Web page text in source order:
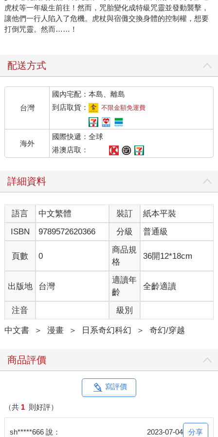
虎杖等一年級生前往！然而，咒胎變化成特級咒靈並發動襲擊，
讓他們一行人陷入了危機。虎杖與宿儺交換身體的控制權，想要
打倒咒靈。然而……！
配送方式
台灣
國內宅配：本島、離島
到店取貨：
不限金額免運費
海外
國際快遞：全球
港澳店取：
詳細資料
語言 中文繁體 裝訂
紙本平裝
ISBN
9789572620366 分級 普通級
頁數 0
商品規
格
36開12*18cm
出版地 台灣
適讀年
齡
全齡適讀
注音 級別
中文書 ＞ 漫畫 ＞ 日系奇幻科幻 ＞ 奇幻/穿越
商品評價
寫評價
（共 1 則好評）
sh*****666 說： 2023-07-04 分享